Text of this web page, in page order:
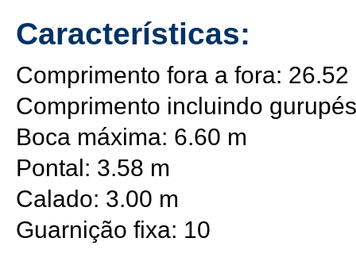
Características:
Comprimento fora a fora: 26.52
Comprimento incluindo
Boca máxima: 6.60 m
Pontal: 3.58 m
Calado: 3.00 m
Guarnição fixa: 10